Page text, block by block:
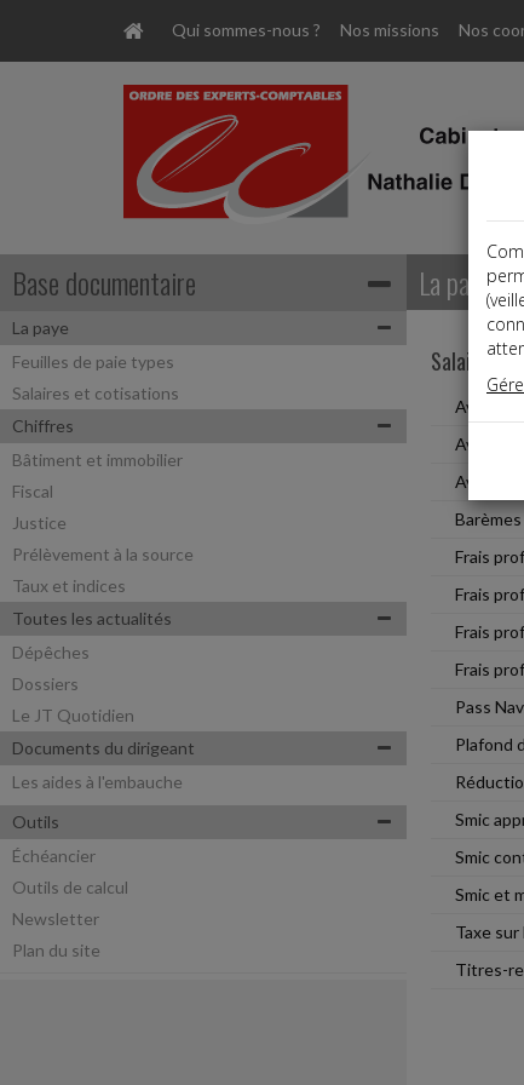
Qui sommes-nous ? Nos missions Nos
Base documentaire
La paye
Feuilles de paie types
Salaires et cotisations
Chiffres
Bâtiment et immobilier
Fiscal
Justice
Prélèvement à la source
Taux et indices
Toutes les actualités
Dépêches
Dossiers
Le JT Quotidien
Documents du dirigeant
Les aides à l'embauche
Outils
Échéancier
Outils de calcul
Newsletter
Plan du site
La paye
Salaires
Frais
Frais
Frais
Frais
Pass
Plafond
Smic
Smic
Smic et
Taxe sur
Titres-